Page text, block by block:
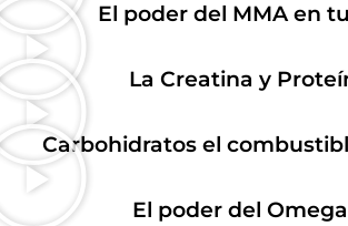
El poder del MMA en
La Creatina y
Carbohidratos el
El poder del